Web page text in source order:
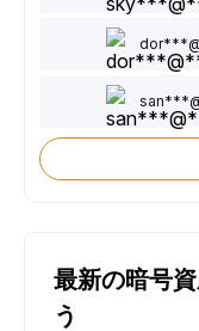
最新の暗号
う